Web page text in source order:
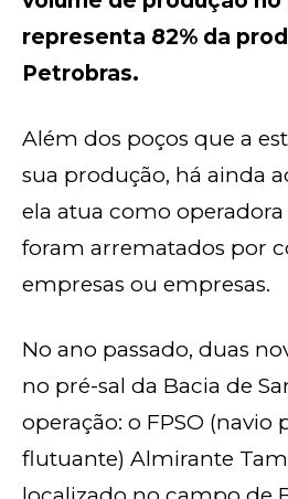
representa 82% da
Petrobras.
Além dos poços que a
sua produção, há ainda
ela atua como operadora
foram arrematados por
empresas ou empresas.
No ano passado, duas
no pré-sal da Bacia de
operação: o FPSO (navio
flutuante) Almirante